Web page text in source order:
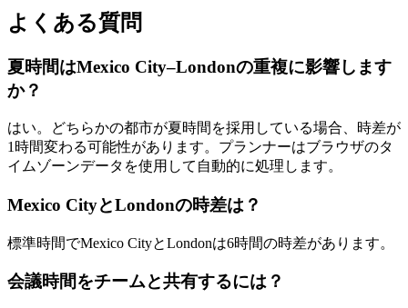
よくある質問
夏時間はMexico City–Londonの重複に影響します
か？
はい。どちらかの都市が夏時間を採用している場合、時差が
1時間変わる可能性があります。プランナーはブラウザのタ
イムゾーンデータを使用して自動的に処理します。
Mexico CityとLondonの時差は？
標準時間でMexico CityとLondonは6時間の時差があります。
会議時間をチームと共有するには？